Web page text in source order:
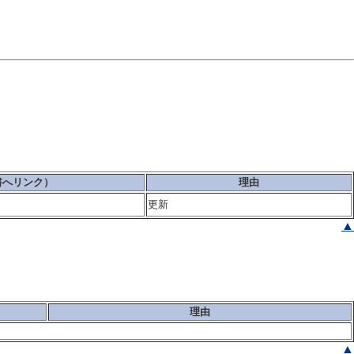
リンク）
理由
更新
▲
理由
▲